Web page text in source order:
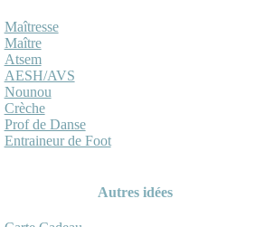
Maîtresse
Maître
Atsem
AESH/AVS
Nounou
Crèche
Prof de Danse
Entraineur de Foot
Autres idées